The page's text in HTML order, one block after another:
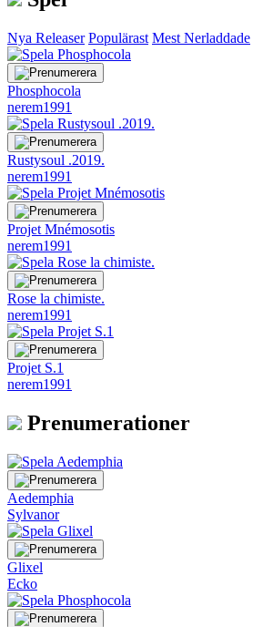
Nya Releaser Populärast Mest Nerladdade
Phosphocola
nerem1991
Rustysoul .2019.
nerem1991
Projet Mnémosotis
nerem1991
Rose la chimiste.
nerem1991
Projet S.1
nerem1991
Prenumerationer
Aedemphia
Sylvanor
Glixel
Ecko